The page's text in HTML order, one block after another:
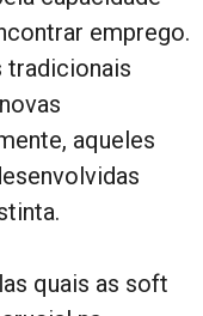
emprego.
tradicionais
aqueles
quais as soft